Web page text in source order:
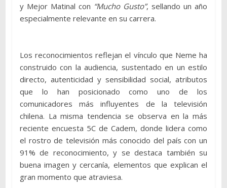
y Mejor Matinal con “Mucho Gusto”, sellando un año
especialmente relevante en su carrera.
Los reconocimientos reflejan el vínculo que Neme ha
construido con la audiencia, sustentado en un estilo
directo, autenticidad y sensibilidad social, atributos
que lo han posicionado como uno de los
comunicadores más influyentes de la televisión
chilena. La misma tendencia se observa en la más
reciente encuesta 5C de Cadem, donde lidera como
el rostro de televisión más conocido del país con un
91% de reconocimiento, y se destaca también su
buena imagen y cercanía, elementos que explican el
gran momento que atraviesa.